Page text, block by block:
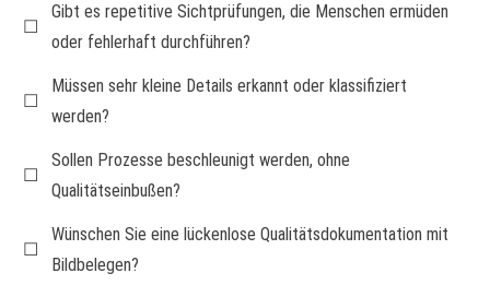
☐
Gibt es repetitive Sichtprüfungen, die Menschen ermüden
oder fehlerhaft durchführen?
☐
Müssen sehr kleine Details erkannt oder klassifiziert
werden?
☐
Sollen Prozesse beschleunigt werden, ohne
Qualitätseinbußen?
☐
Wünschen Sie eine lückenlose Qualitätsdokumentation mit
Bildbelegen?